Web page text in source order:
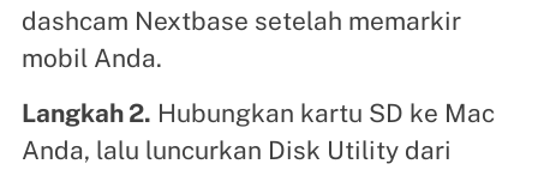
dashcam Nextbase setelah memarkir
mobil Anda.
Langkah 2. Hubungkan kartu SD ke Mac
Anda, lalu luncurkan Disk Utility dari